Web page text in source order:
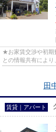
★お家賃交渉や初期
との情報共有によ
田
賃貸｜アパート